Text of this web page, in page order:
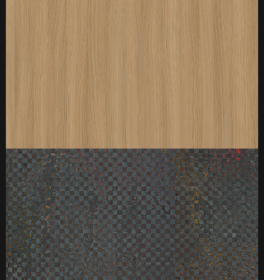
厚度：3-25mm
标准规格：
厚度：3-25mm
标准规格：